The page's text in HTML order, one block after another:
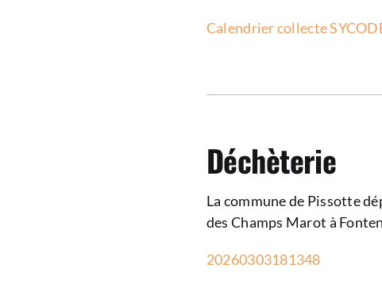
Calendrier collecte
Déchèterie
La commune de Pissotte
des Champs Marot à
20260303181348